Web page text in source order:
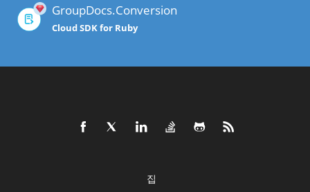
GroupDocs.Conversion
Cloud SDK for Ruby
집